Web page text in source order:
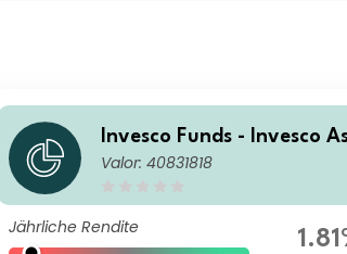
Invesco Funds - Invesco
Opportunities Equity Fund
Valor: 40831818
Jährliche Rendite